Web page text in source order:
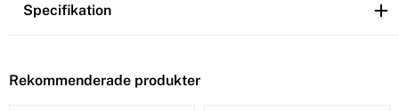
Specifikation
Rekommenderade produkter